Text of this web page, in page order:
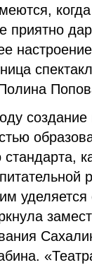
приятно
стандарта,
уделяется